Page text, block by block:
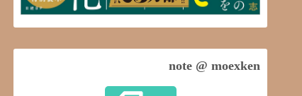
note @ moexken